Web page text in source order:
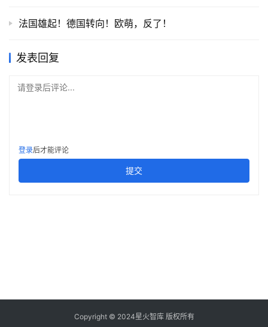
法国雄起！德国转向！欧萌，反了！
发表回复
请登录后评论...
登录后才能评论
提交
Copyright © 2024星火智库 版权所有